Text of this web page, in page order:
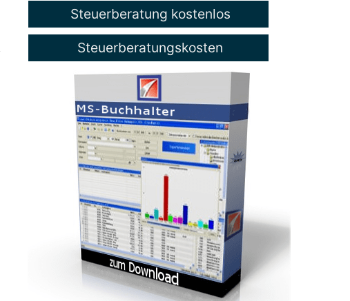
Steuerberatung kostenlos
Steuerberatungskosten